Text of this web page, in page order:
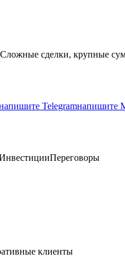
сделки, крупные
Telegramнапишите
Переговоры
клиенты